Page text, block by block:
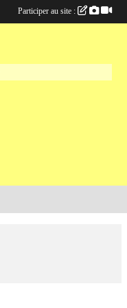
Participer au site :